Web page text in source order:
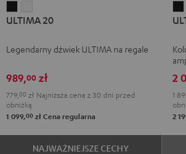
20 20
ULTIMA 20
Legendarny dźwiek ULTIMA na regale
989,00 zł
779, 00 zł Najniższa cena z 30 dni przed
obniżką
1 099,00 zł Cena regularna
2
1
2
NAJWAŻNIEJSZE CECHY